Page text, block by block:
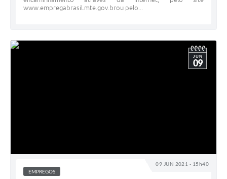
Secretaria de Saúde
www.empregabrasil.mte.gov.brou pelo...
09 JUN 2021 - 15h40
JUN
09
EMPREGOS